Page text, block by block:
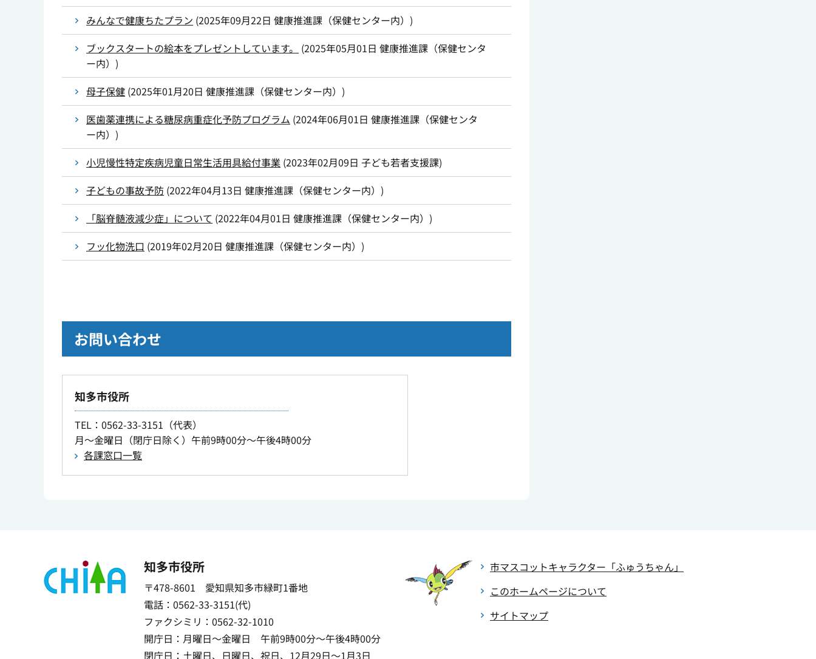
みんなで健康ちたプラン (2025年09月22日 健康推進課（保健センター内） )
ブックスタートの絵本をプレゼントしています。
(2025年05月01日 健康推進課（保健センタ
ー内） )
母子保健 (2025年01月20日 健康推進課（保健センター内） )
医歯薬連携による糖尿病重症化予防プログラム (2024年06月01日 健康推進課（保健センタ
ー内） )
小児慢性特定疾病児童日常生活用具給付事業 (2023年02月09日 子ども若者支援課)
子どもの事故予防 (2022年04月13日 健康推進課（保健センター内） )
「脳脊髄液減少症」について (2022年04月01日 健康推進課（保健センター内） )
フッ化物洗口 (2019年02月20日 健康推進課（保健センター内） )
お問い合わせ
知多市役所
TEL ：0562-33-3151（代表）
月～金曜日（閉庁日除く）午前9時00分～午後4時00分
各課窓口一覧
知多市役所
〒478-8601 愛知県知多市緑町1番地
電話：0562-33-3151(代)
ファクシミリ：0562-32-1010
開庁日：月曜日～金曜日 午前9時00分～午後4時00分
閉庁日：土曜日、日曜日、祝日、12月29日～1月3日
市マスコットキャラクター 「ふゅうちゃん」
このホームページについて
サイトマップ